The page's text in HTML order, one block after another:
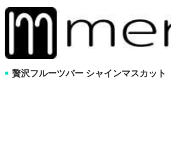
■ 贅沢フルーツバー シャインマスカット